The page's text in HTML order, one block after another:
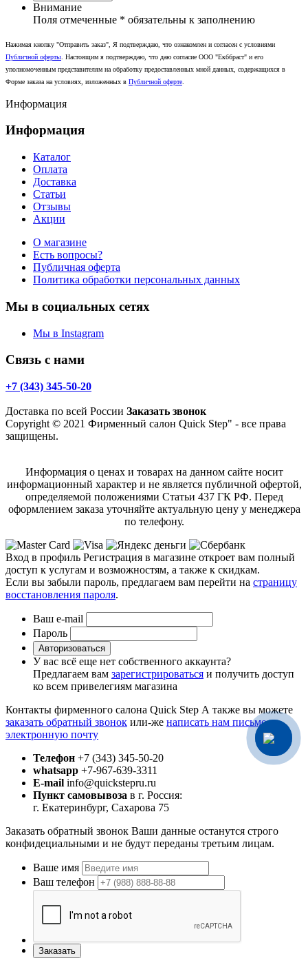
Внимание
Поля отмеченные * обязательны к заполнению
Нажимая кнопку "Отправить заказ", Я подтверждаю, что ознакомлен и согласен с условиями
Публичной оферты . Настоящим я подтверждаю, что даю согласие ООО "Екббраст" и его
уполномоченным представителям на обработку предоставленных мной данных, содержащихся в
Форме заказа на условиях, изложенных в Публичной оферте
Информация
Информация
Каталог
Оплата
Доставка
Статьи
Отзывы
Акции
О магазине
Есть вопросы?
Публичная оферта
Политика обработки персональных данных
Мы в социальных сетях
Мы в Instagram
Связь с нами
+7 (343) 345-50-20
Доставка по всей России Заказать звонок
Copyright © 2021 Фирменный салон Quick Step" - все права
защищены.
Информация о ценах и товарах на данном сайте носит
информационный характер и не является публичной офертой,
определяемой положениями Статьи 437 ГК РФ. Перед
оформлением заказа уточняйте актуальную цену у менеджера
по телефону.
Вход в профиль Регистрация в магазине откроет вам полный
доступ к услугам и возможностям, а также к скидкам.
Если вы забыли пароль, предлагаем вам перейти на страницу
восстановления пароля.
Ваш e-mail
Пароль
Авторизоваться
У вас всё еще нет собственного аккаунта?
Предлагаем вам зарегистрироваться и получить доступ
ко всем привелегиям магазина
Контакты фирменного салона Quick Step А также вы можете
заказать обратный звонок или-же написать нам письмо на
электронную почту
Телефон +7 (343) 345-50-20
whatsapp +7-967-639-3311
E-mail info@quickstepru.ru
Пункт самовывоза в г. Россия:
г. Екатеринбург, Сахарова 75
Заказать обратный звонок Ваши данные останутся строго
конфидециальными и не будут переданы третьим лицам.
Ваше имя
Ваш телефон
Заказать